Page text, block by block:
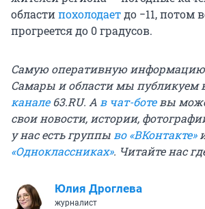
областипохолодаетдо −11, потом
прогреется до 0 градусов.
Самую оперативную
Самары и области мы публикуем
канале63.RU. А в чат-ботевы
свои новости, истории,
у нас есть группы во «ВКонтакте»
«Одноклассниках». Читайте нас
Юлия Дроглева
журналист